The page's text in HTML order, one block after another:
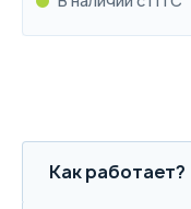
Как работает?